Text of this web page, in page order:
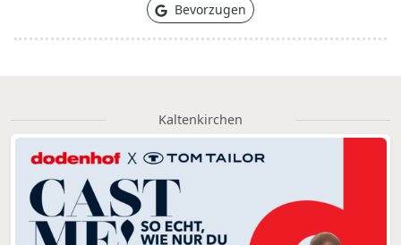
Bevorzugen
Kaltenkirchen